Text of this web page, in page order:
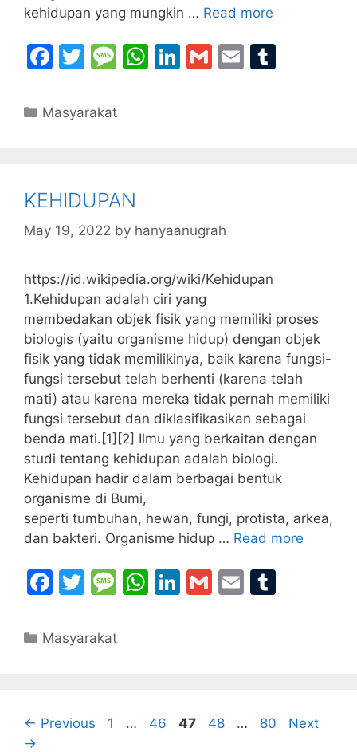
kehidupan yang mungkin … Read more
F
c
o
o
k
T
itt
M
s
g
e
W Li G
E
Categories
Masyarakat
KEHIDUPAN
May 19, 2022 by hanyaanugrah
https://id.wikipedia.org/wiki/Kehidupan
1.Kehidupan adalah ciri yang
membedakan objek fisik yang memiliki proses
biologis (yaitu organisme hidup) dengan objek
fisik yang tidak memilikinya, baik karena fungsi-
fungsi tersebut telah berhenti (karena telah
mati) atau karena mereka tidak pernah memiliki
fungsi tersebut dan diklasifikasikan sebagai
benda mati.[1][2] Ilmu yang berkaitan dengan
studi tentang kehidupan adalah biologi.
Kehidupan hadir dalam berbagai bentuk
organisme di Bumi,
seperti tumbuhan, hewan, fungi, protista, arkea,
dan bakteri. Organisme hidup … Read more
F
c
o
T
itt
M
s
e
W
p
p
Li
n
G
E
Categories
Masyarakat
← Previous Page
1 … Page
46 Page
47 Page
48 … Page
80
Next
→